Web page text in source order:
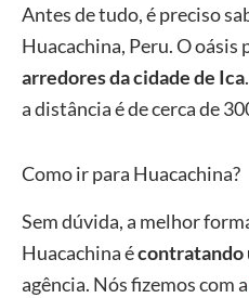
Antes de tudo, é preciso
Huacachina, Peru. O oásis
arredores da cidade de Ica
a distância é de cerca de
Como ir para Huacachina?
Sem dúvida, a melhor
Huacachina écontratando
agência. Nós fizemos com a